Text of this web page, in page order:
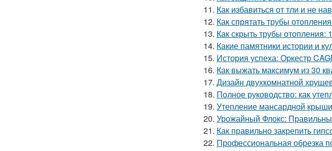
11. Как избавиться от тли и не
12. Как спрятать трубы
13. Как скрыть трубы
14. Какие памятники истории и
15. История успеха: Оркестр
16. Как выжать максимум из 30
17. Дизайн двухкомнатной
18. Полное руководство: как
19. Утепление мансардной
20. Урожайный Флокс:
21. Как правильно закрепить
22. Профессиональная обрезка